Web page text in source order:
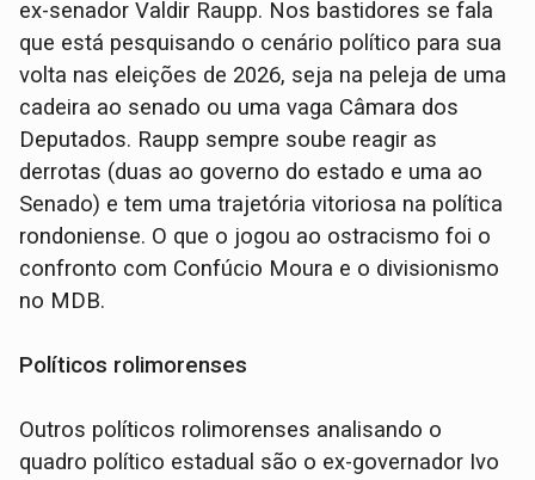
ex-senador Valdir Raupp. Nos bastidores se fala
que está pesquisando o cenário político para sua
volta nas eleições de 2026, seja na peleja de uma
cadeira ao senado ou uma vaga Câmara dos
Deputados. Raupp sempre soube reagir as
derrotas (duas ao governo do estado e uma ao
Senado) e tem uma trajetória vitoriosa na política
rondoniense. O que o jogou ao ostracismo foi o
confronto com Confúcio Moura e o divisionismo
no MDB.
Políticos rolimorenses
Outros políticos rolimorenses analisando o
quadro político estadual são o ex-governador Ivo